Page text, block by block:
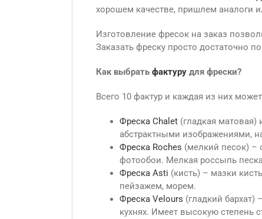
хорошем качестве, пришлем аналоги
Изготовление фресок на заказ
Заказать фреску просто достаточно
Как выбрать фактуру для фрески?
Всего 10 фактур и каждая из них
Фреска Сhalet (гладкая
абстрактными изображениями,
Фреска Roches (мелкий песок) –
фотообои. Мелкая россыпь
Фреска Asti (кисть) – мазки
пейзажем, морем.
Фреска Velours (гладкий бархат)
кухнях. Имеет высокую степень